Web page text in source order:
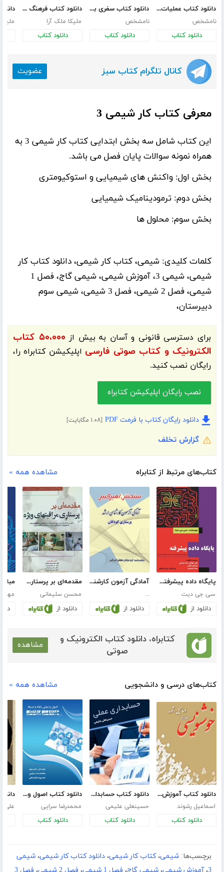
دانلود کتاب عملیات آزمایشگاهی در صنایع شیمیایی
نامشخص
دانلود کتاب
دانلود کتاب سفری به دنیای شگفت انگیز علم
نامشخص
دانلود کتاب
دانلود کتاب فرهنگ توصیفی شیمی عمومی
ملیکا ملک آرا
دانلود کتاب
کانال تلگرام کتاب سبز عضویت
معرفی کتاب کار شیمی 3
این کتاب شامل سه بخش ابتدایی کتاب کار شیمی 3 به
همراه نمونه سوالات پایان فصل می باشد.
بخش اول: واکنش های شیمیایی و استوکیومتری
بخش دوم: ترمودینامیک شیمیایی
بخش سوم: محلول ها
کلمات کلیدی: شیمی، کتاب کار شیمی، دانلود کتاب کار
شیمی، شیمی 3، آموزش شیمی، شیمی گاج، فصل 1
شیمی، فصل 2 شیمی، فصل 3 شیمی، شیمی سوم
دبیرستان،
برای دسترسی قانونی و آسان به بیش از
۵۰،۰۰۰ کتاب
الکترونیک و کتاب صوتی فارسی اپلیکیشنکتابراهرا،
رایگان نصب کنید.
نصب رایگان اپلیکیشن کتابراه
دانلود رایگان کتاب با فرمت PDF [۱.۰۸ مگابایت]
گزارش تخلف
کتاب‌های مرتبط از کتابراه مشاهده همه »
پایگاه داده پیشرفته (ویژه آزمون دکتری و فراگیر کارشناسی ارشد)
سی جی دیت
دانلود از
آمادگی آزمون کارشناسی ارشد پرستاری کودکان
...
دانلود از
مقدمه‌ای بر پرستاری مراقبت‌های ویژه
محسن سلیمانی
دانلود از
کتابراه، دانلود کتاب الکترونیک و
صوتی
مشاهده
کتاب‌های درسی و دانشجویی مشاهده همه »
دانلود کتاب آموزش خوشنویسی
اسماعیل رشوند
دانلود کتاب
دانلود کتاب حسابداری عملی
حسینعلی علیمی
دانلود کتاب
دانلود کتاب اصول و مبانی رایانه و شبکه در مهندسی پزشکی
محمدرضا سرایی
دانلود کتاب
علی
برچسب‌ها: شیمی،کتاب کار شیمی، دانلود کتاب کار شیمی، شیمی